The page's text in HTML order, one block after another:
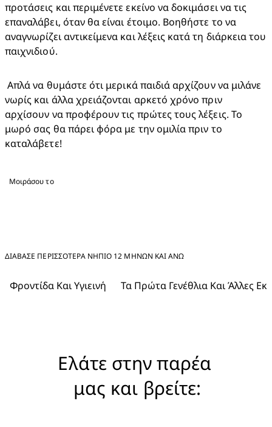
προτάσεις και περιμένετε εκείνο να δοκιμάσει να τις
επαναλάβει, όταν θα είναι έτοιμο. Βοηθήστε το να
αναγνωρίζει αντικείμενα και λέξεις κατά τη διάρκεια του
παιχνιδιού.
Απλά να θυμάστε ότι μερικά παιδιά αρχίζουν να μιλάνε
νωρίς και άλλα χρειάζονται αρκετό χρόνο πριν
αρχίσουν να προφέρουν τις πρώτες τους λέξεις. Το
μωρό σας θα πάρει φόρα με την ομιλία πριν το
καταλάβετε!
Μοιράσου το
ΔΙΑΒΑΣΕ ΠΕΡΙΣΣΟΤΕΡΑ ΝΉΠΙΟ 12 ΜΗΝΏΝ ΚΑΙ ΆΝΩ
Φροντίδα Και Υγιεινή Τα Πρώτα Γενέθλια Και Άλλες
Ελάτε στην παρέα
μας και βρείτε: